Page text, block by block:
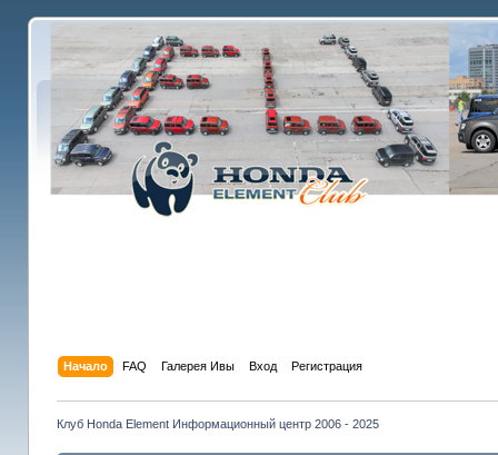
Начало FAQ Галерея Ивы Вход Регистрация
Клуб Honda Element Информационный центр 2006 - 2025